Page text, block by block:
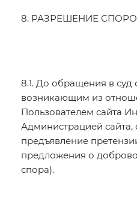
8. РАЗРЕШЕНИЕ
8.1. До обращения в суд
возникающим из
Пользователем сайта
Администрацией сайта,
предъявление
предложения о
спора).